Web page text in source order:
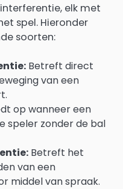
elk met
spel. Hieronder
soorten:
Betreft direct
van een
op wanneer een
speler zonder de bal
Betreft het
van een
middel van spraak.